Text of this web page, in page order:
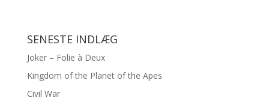
SENESTE INDLÆG
Joker – Folie à Deux
Kingdom of the Planet of the Apes
Civil War